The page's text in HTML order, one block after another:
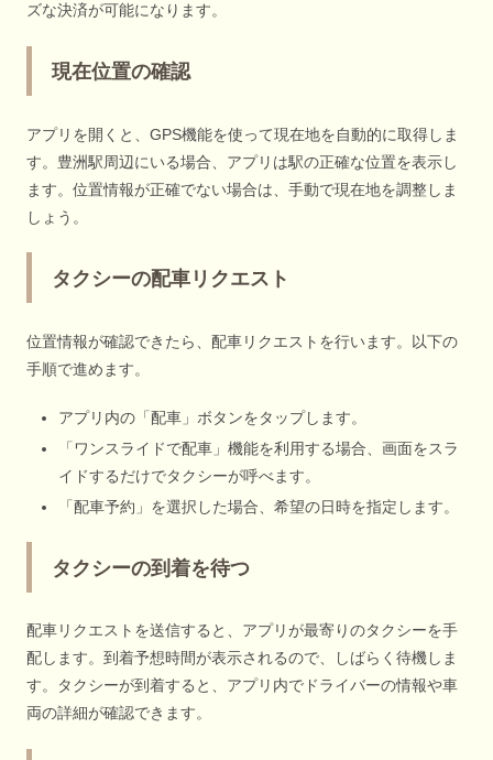
ズな決済が可能になります。
現在位置の確認
アプリを開くと、GPS機能を使って現在地を自動的に取得しま
す。豊洲駅周辺にいる場合、アプリは駅の正確な位置を表示し
ます。位置情報が正確でない場合は、手動で現在地を調整しま
しょう。
タクシーの配車リクエスト
位置情報が確認できたら、配車リクエストを行います。以下の
手順で進めます。
アプリ内の「配車」ボタンをタップします。
「ワンスライドで配車」機能を利用する場合、画面をスラ
イドするだけでタクシーが呼べます。
「配車予約」を選択した場合、希望の日時を指定します。
タクシーの到着を待つ
配車リクエストを送信すると、アプリが最寄りのタクシーを手
配します。到着予想時間が表示されるので、しばらく待機しま
す。タクシーが到着すると、アプリ内でドライバーの情報や車
両の詳細が確認できます。